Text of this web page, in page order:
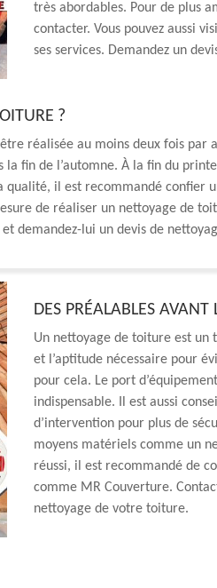
très abordables. Pour de plus
contacter. Vous pouvez aussi
ses services. Demandez un
?
réalisée au moins deux fois par
fin de l’automne. À la fin du
qualité, il est recommandé confier
de réaliser un nettoyage de
demandez-lui un devis de
DES PRÉALABLES AVANT
Un nettoyage de toiture est un
et l’aptitude nécessaire pour
pour cela. Le port
indispensable. Il est aussi
d’intervention pour plus de
moyens matériels comme un
réussi, il est recommandé de
comme MR Couverture.
nettoyage de votre toiture.